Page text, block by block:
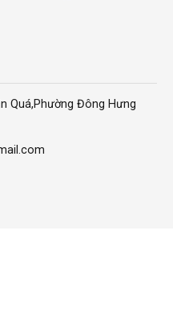
Quá,Phường Đông Hưng